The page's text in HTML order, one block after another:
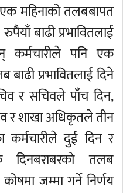
एक महिनाको तलबबापत
बाढी प्रभावितलाई
कर्मचारीले पनि एक
प्रभावितलाई दिने
र सचिवले पाँच दिन,
र शाखा अधिकृतले तीन
कर्मचारीले दुई दिन र
दिनबराबरको तलब
कोषमा जम्मा गर्ने निर्णय